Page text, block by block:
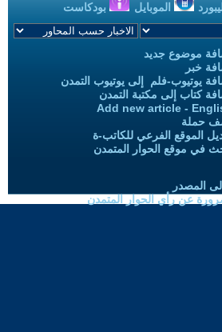
الموبايل بودكاست
موضوع جديد
خبر
يوتيوب-فلم إلى يوتيوب التمدن
كتاب إلى مكتبة التمدن
Add new article -
حملة
الموقع الفرعي للكاتب-ة
في موقع الحوار المتمدن
المصدر
عن رأي الحوار المتمدن